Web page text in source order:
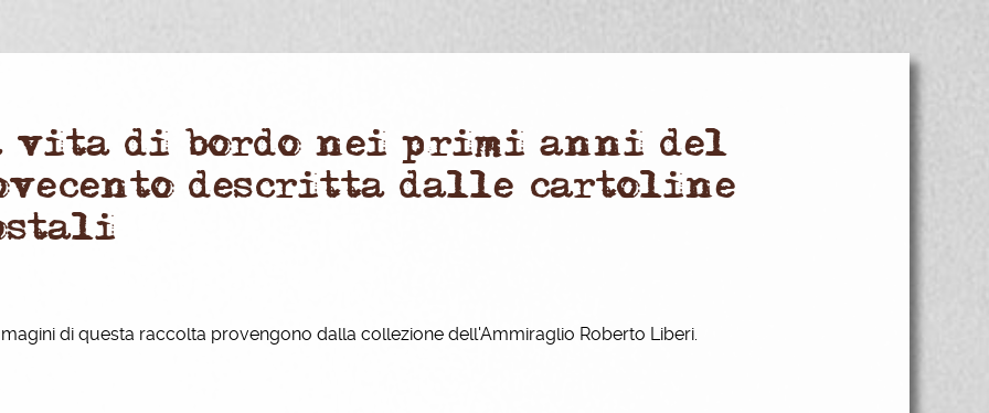
vita di bordo nei primi anni del
descritta dalle cartoline
di questa raccolta provengono dalla collezione dell'Ammiraglio Roberto Liberi.